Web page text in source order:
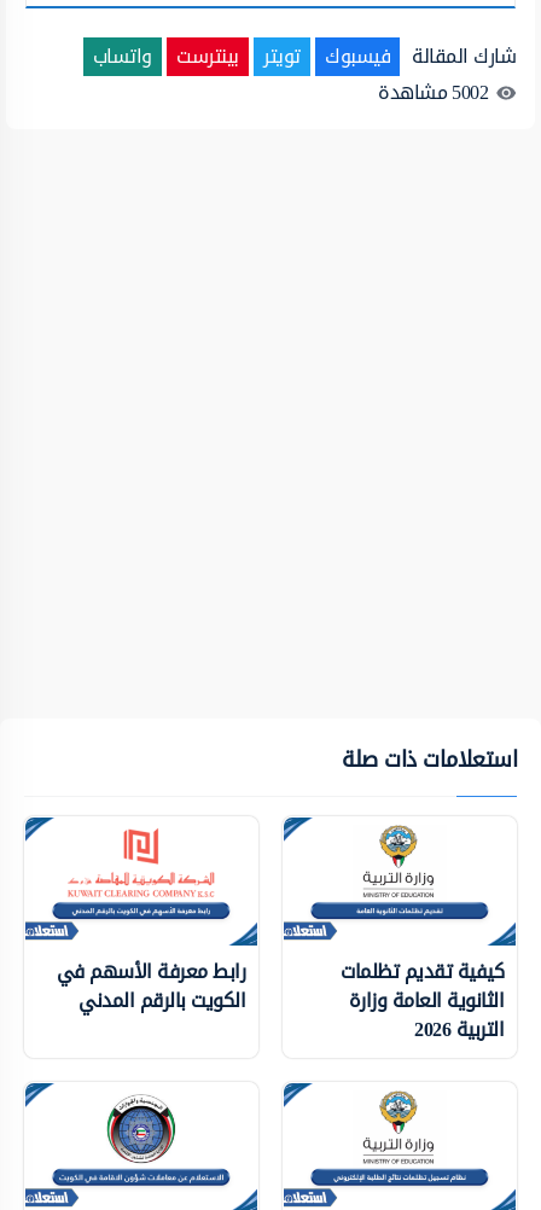
شارك المقالة فيسبوك تويتر بينترست
واتساب
5002مشاهدة
استعلامات ذات صلة
كيفية تقديم تظلمات
الثانوية العامة وزارة
التربية 2026
رابط معرفة الأسهم في
الكويت بالرقم المدني